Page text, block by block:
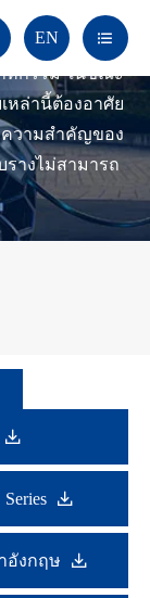
EN 
บบเหล่านี้ของ
การเปิดรถไฟ
หกรรม ในขณะ
หล่านี้ต้องอาศัย
ความสำคัญของ
างไม่สามารถ
ที่นี่เพื่ออ้างอิง


อังกฤษ 